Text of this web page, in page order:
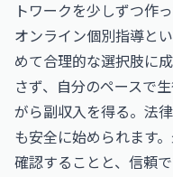
トワークを少しずつ作
オンライン個別指導と
めて合理的な選択肢に
さず、自分のペースで
がら副収入を得る。法
も安全に始められます
確認することと、信頼